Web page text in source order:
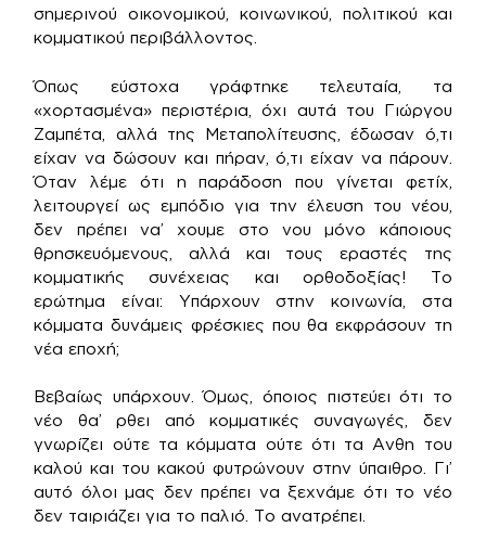
σημερινού οικονομικού, κοινωνικού, πολιτικού και
κομματικού περιβάλλοντος.
Όπως εύστοχα γράφτηκε τελευταία, τα
«χορτασμένα» περιστέρια, όχι αυτά του Γιώργου
Ζαμπέτα, αλλά της Μεταπολίτευσης, έδωσαν ό,τι
είχαν να δώσουν και πήραν, ό,τι είχαν να πάρουν.
Όταν λέμε ότι η παράδοση που γίνεται φετίχ,
λειτουργεί ως εμπόδιο για την έλευση του νέου,
δεν πρέπει να’ χουμε στο νου μόνο κάποιους
θρησκευόμενους, αλλά και τους εραστές της
κομματικής συνέχειας και ορθοδοξίας! Το
ερώτημα είναι: Υπάρχουν στην κοινωνία, στα
κόμματα δυνάμεις φρέσκιες που θα εκφράσουν τη
νέα εποχή;
Βεβαίως υπάρχουν. Όμως, όποιος πιστεύει ότι το
νέο θα’ ρθει από κομματικές συναγωγές, δεν
γνωρίζει ούτε τα κόμματα ούτε ότι τα Ανθη του
καλού και του κακού φυτρώνουν στην ύπαιθρο. Γι’
αυτό όλοι μας δεν πρέπει να ξεχνάμε ότι το νέο
δεν ταιριάζει για το παλιό. Το ανατρέπει.